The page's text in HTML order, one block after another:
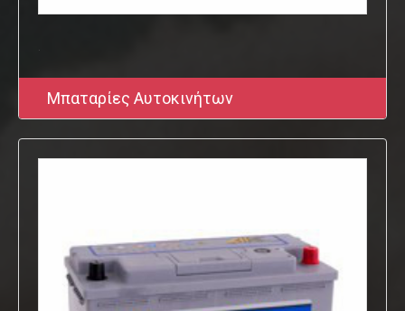
Μπαταρίες Αυτοκινήτων